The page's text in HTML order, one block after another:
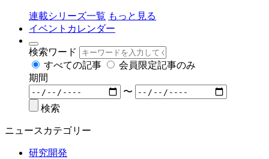
連載シリーズ一覧 もっと見る
イベントカレンダー
検索ワード
すべての記事
会員限定記事のみ
期間
〜
検索
ニュースカテゴリー
研究開発